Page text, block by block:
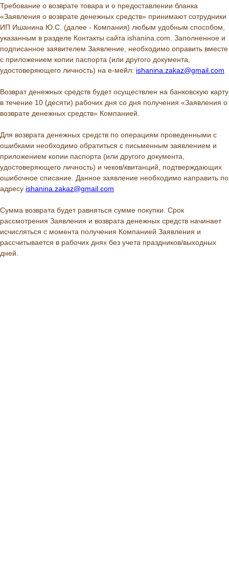
Требование о возврате товара и о предоставлении бланка
«Заявления о возврате денежных средств» принимают сотрудники
ИП Ишанина Ю.С. (далее - Компания) любым удобным способом,
указанным в разделе Контакты сайта ishanina.com. Заполненное и
подписанное заявителем Заявление, необходимо оправить вместе
с приложением копии паспорта (или другого документа,
удостоверяющего личность) на е-мейл: ishanina.zakaz@gmail.com
Возврат денежных средств будет осуществлен на банковскую карту
в течение 10 (десяти) рабочих дня со дня получения «Заявления о
возврате денежных средств» Компанией.
Для возврата денежных средств по операциям проведенными с
ошибками необходимо обратиться с письменным заявлением и
приложением копии паспорта (или другого документа,
удостоверяющего личность) и чеков/квитанций, подтверждающих
ошибочное списание. Данное заявление необходимо направить по
адресу ishanina.zakaz@gmail.com
Сумма возврата будет равняться сумме покупки. Срок
рассмотрения Заявления и возврата денежных средств начинает
исчисляться с момента получения Компанией Заявления и
рассчитывается в рабочих днях без учета праздников/выходных
дней.